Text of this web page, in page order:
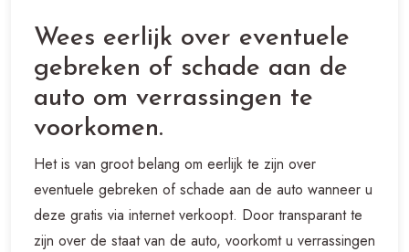
Wees eerlijk over eventuele
gebreken of schade aan de
auto om verrassingen te
voorkomen.
Het is van groot belang om eerlijk te zijn over
eventuele gebreken of schade aan de auto wanneer u
deze gratis via internet verkoopt. Door transparant te
zijn over de staat van de auto, voorkomt u verrassingen